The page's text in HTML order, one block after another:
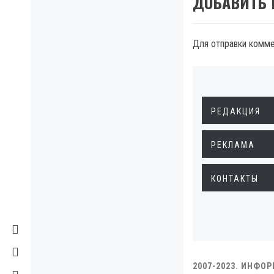
Для отправки
РЕДАКЦИЯ
РЕКЛАМА
КОНТАКТЫ
2007-2023.